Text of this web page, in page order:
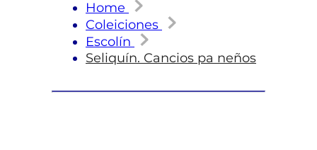
Home
Coleiciones
Escolín
Seliquín. Cancios pa neños